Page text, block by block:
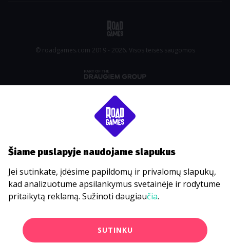
© roadgames.com 2019 - 2026. Visos teisės saugomos
Šiame puslapyje naudojame slapukus
Jei sutinkate, įdėsime papildomų ir privalomų slapukų,
kad analizuotume apsilankymus svetainėje ir rodytume
pritaikytą reklamą. Sužinoti daugiaučia.
SUTINKU